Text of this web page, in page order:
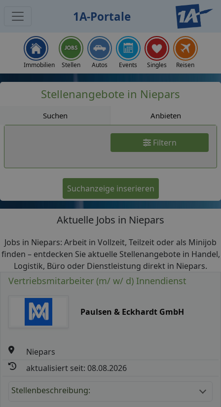
1A-Portale
Immobilien Stellen Autos Events Singles Reisen
Stellenangebote in Niepars
Suchen Anbieten
Filtern
Suchanzeige inserieren
Aktuelle Jobs in Niepars
Jobs in Niepars: Arbeit in Vollzeit, Teilzeit oder als Minijob
finden – entdecken Sie aktuelle Stellenangebote in Handel,
Logistik, Büro oder Dienstleistung direkt in Niepars.
Vertriebsmitarbeiter (m/ w/ d) Innendienst
Paulsen & Eckhardt GmbH
Niepars
aktualisiert seit: 08.08.2026
Stellenbeschreibung: